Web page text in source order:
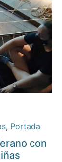
, Portada
con